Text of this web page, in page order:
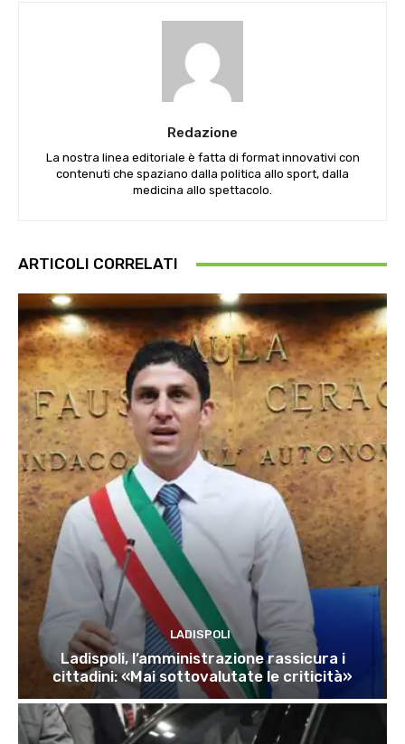
Redazione
La nostra linea editoriale è fatta di format innovativi con
contenuti che spaziano dalla politica allo sport, dalla
medicina allo spettacolo.
ARTICOLI CORRELATI
LADISPOLI
Ladispoli, l’amministrazione rassicura i
cittadini: «Mai sottovalutate le criticità»